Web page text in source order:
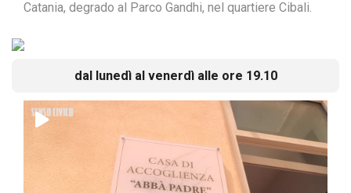
Catania, degrado al Parco Gandhi, nel quartiere Cibali.
dal lunedì al venerdì alle ore 19.10